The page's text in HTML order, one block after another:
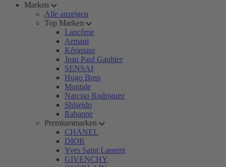
Marken
Alle anzeigen
Top Marken
Lancôme
Armani
Kérastase
Jean Paul Gaultier
SENSAI
Hugo Boss
Montale
Narciso Rodriguez
Shiseido
Rabanne
Premiummarken
CHANEL
DIOR
Yves Saint Laurent
GIVENCHY